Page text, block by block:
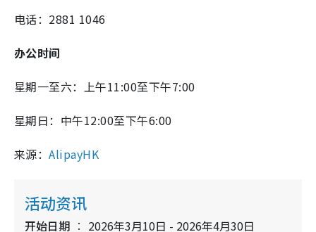
电话：2881 1046
办公时间
星期一至六：上午11:00至下午7:00
星期日：中午12:00至下午6:00
来源：AlipayHK
活动资讯
开始日期 2026年3月10日 - 2026年4月30日